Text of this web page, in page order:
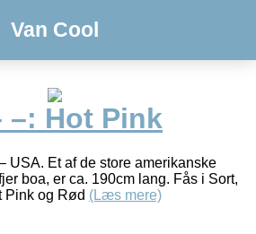
Van Cool
–: Hot Pink
USA. Et af de store amerikanske
boa, er ca. 190cm lang. Fås i Sort,
Pink og Rød (Læs mere)